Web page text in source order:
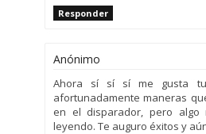
Responder
Anónimo
Ahora sí sí sí me gusta
afortunadamente maneras
en el disparador, pero algo
leyendo. Te auguro éxitos y